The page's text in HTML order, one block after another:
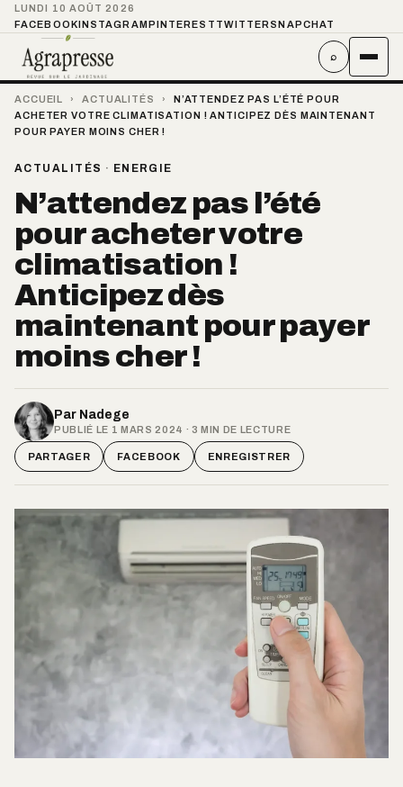
LUNDI 10 AOÛT 2026
FACEBOOKINSTAGRAMPINTEREST TWITTER SNAPCHAT
⌕
ACCUEIL › ACTUALITÉS ›
N’ATTENDEZ PAS L’ÉTÉ POUR
ACHETER VOTRE CLIMATISATION ! ANTICIPEZ DÈS MAINTENANT
POUR PAYER MOINS CHER !
ACTUALITÉS · ENERGIE
N’attendez pas l’été
pour acheter votre
climatisation !
Anticipez dès
maintenant pour payer
moins cher !
Par Nadege
PUBLIÉ LE 1 MARS 2024 · 3 MIN DE LECTURE
PARTAGER FACEBOOK ENREGISTRER